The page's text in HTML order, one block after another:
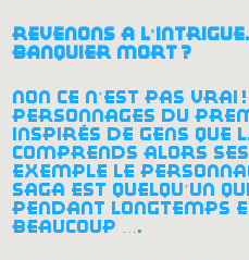
revenons à
banquier mort ?
non ce n’est pas vrai
personnages du
inspirés de gens que
comprends alors
exemple le
saga est quelqu’un
pendant longtemps
beaucoup ….